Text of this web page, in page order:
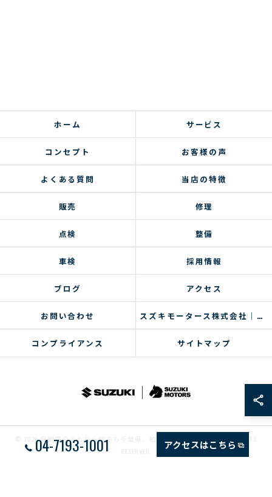
04-7193-1001 アクセスはこちら
ホーム サービス
コンセプト お客様の声
よくある質問 当店の特徴
販売 修理
点検 整備
車検 採用情報
ブログ アクセス
お問い合わせ スズキモータース株式会社｜コラム
コンプライアンス サイトマップ
© 2026 自動車のことなら何でも千葉県、柏のスズキモータース ALL RIGHTS
RESERVED.